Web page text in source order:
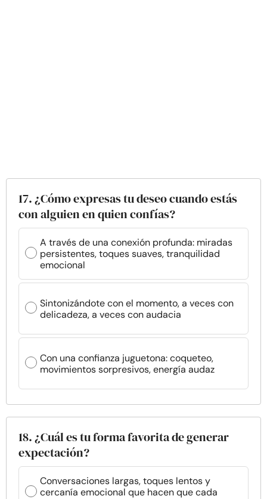
17. ¿Cómo expresas tu deseo cuando estás
con alguien en quien confías?
A través de una conexión profunda: miradas
persistentes, toques suaves, tranquilidad
emocional
Sintonizándote con el momento, a veces con
delicadeza, a veces con audacia
Con una confianza juguetona: coqueteo,
movimientos sorpresivos, energía audaz
18. ¿Cuál es tu forma favorita de generar
expectación?
Conversaciones largas, toques lentos y
cercanía emocional que hacen que cada